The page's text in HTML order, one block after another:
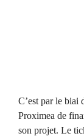
C’est par le biai
Proximea de
son projet. Le